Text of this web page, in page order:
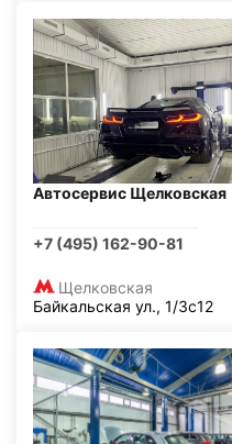
Автосервис Щелковская
+7 (495) 162-90-81
Щелковская
Байкальская ул., 1/3с12